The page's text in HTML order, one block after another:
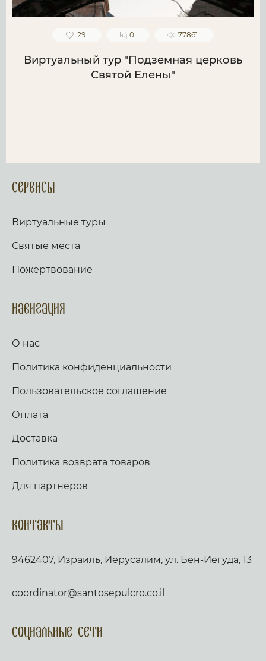
29 0 77861
Виртуальный тур "Подземная церковь
Святой Елены"
Сервисы
Виртуальные туры
Святые места
Пожертвование
Навигация
О нас
Политика конфиденциальности
Пользовательское соглашение
Оплата
Доставка
Политика возврата товаров
Для партнеров
Контакты
9462407, Израиль, Иерусалим, ул. Бен-Иегуда, 13
coordinator@santosepulcro.co.il
Социальные сети